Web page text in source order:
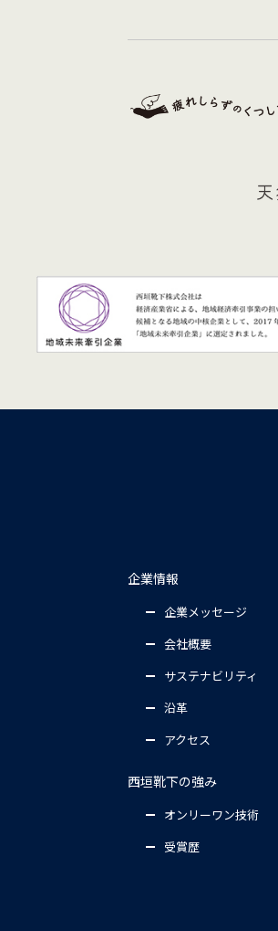
企業情報
企業メッセージ
会社概要
サステナビリティ
沿革
アクセス
西垣靴下の強み
オンリーワン技術
受賞歴